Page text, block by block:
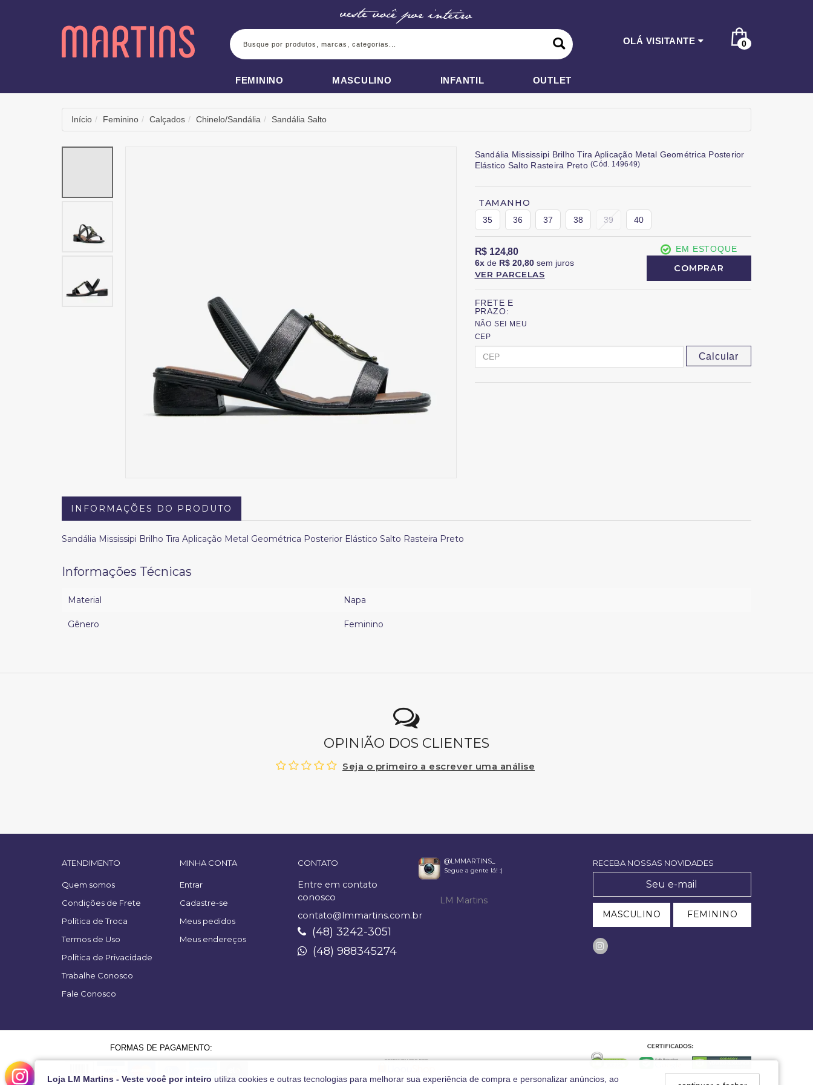
BUSCA
OLÁ VISITANTE 0
FEMININO MASCULINO INFANTIL OUTLET
Loja LM Martins - Veste você por inteiro utiliza cookies e outras tecnologias para melhorar sua experiência de compra e personalizar anúncios, ao
Início Feminino Calçados Chinelo/Sandália Sandália Salto
Sandália Mississipi Brilho Tira Aplicação Metal Geométrica Posterior
Elástico Salto Rasteira Preto (Cód. 149649)
TAMANHO
35 36 37 38 39 40
R$ 124,80
6xde R$ 20,80sem juros
VER PARCELAS
EM ESTOQUE
COMPRAR
FRETE E
PRAZO:
NÃO SEI MEU
CEP
Calcular
INFORMAÇÕES DO PRODUTO
Sandália Mississipi Brilho Tira Aplicação Metal Geométrica Posterior Elástico Salto Rasteira Preto
Informações Técnicas
Material Napa
Gênero Feminino
OPINIÃO DOS CLIENTES
Seja o primeiro a escrever uma análise
ATENDIMENTO
Quem somos
Condições de Frete
Política de Troca
Termos de Uso
Política de Privacidade
Trabalhe Conosco
Fale Conosco
MINHA CONTA
Entrar
Cadastre-se
Meus pedidos
Meus endereços
CONTATO
Entre em contato
conosco
contato@lmmartins.com.br
(48) 3242-3051
(48) 988345274
@LMMARTINS_
Segue a gente lá! :)
LM Martins
RECEBA NOSSAS NOVIDADES
MASCULINO FEMININO
FORMAS DE PAGAMENTO: